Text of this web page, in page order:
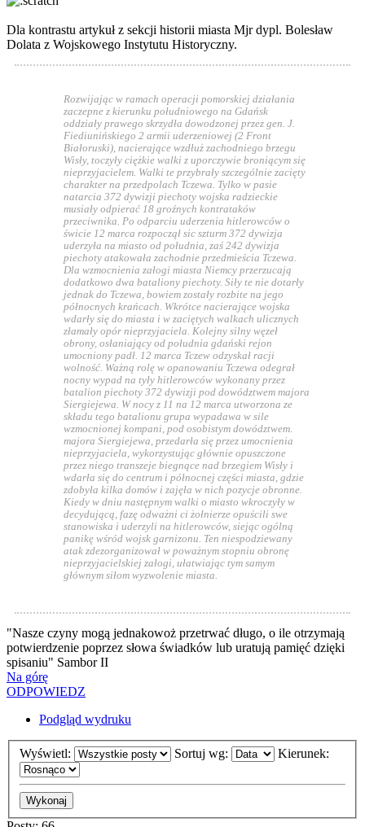
Dla kontrastu artykuł z sekcji historii miasta Mjr dypl. Bolesław
Dolata z Wojskowego Instytutu Historyczny.
Rozwijając w ramach operacji pomorskiej działania
zaczepne z kierunku południowego na Gdańsk
oddziały prawego skrzydła dowodzonej przez gen. J.
Fiediunińskiego 2 armii uderzeniowej (2 Front
Białoruski), nacierające wzdłuż zachodniego brzegu
Wisły, toczyły ciężkie walki z uporczywie broniącym się
nieprzyjacielem. Walki te przybrały szczególnie zacięty
charakter na przedpolach Tczewa. Tylko w pasie
natarcia 372 dywizji piechoty wojska radzieckie
musiały odpierać 18 groźnych kontrataków
przeciwnika. Po odparciu uderzenia hitlerowców o
świcie 12 marca rozpoczął sic szturm 372 dywizja
uderzyła na miasto od południa, zaś 242 dywizja
piechoty atakowała zachodnie przedmieścia Tczewa.
Dla wzmocnienia załogi miasta Niemcy przerzucają
dodatkowo dwa bataliony piechoty. Siły te nie dotarły
jednak do Tczewa, bowiem zostały rozbite na jego
północnych krańcach. Wkrótce nacierające wojska
wdarły się do miasta i w zaciętych walkach ulicznych
złamały opór nieprzyjaciela. Kolejny silny węzeł
obrony, osłaniający od południa gdański rejon
umocniony padł. 12 marca Tczew odzyskał racji
wolność. Ważną rolę w opanowaniu Tczewa odegrał
nocny wypad na tyły hitlerowców wykonany przez
batalion piechoty 372 dywizji pod dowództwem majora
Siergiejewa. W nocy z 11 na 12 marca utworzona ze
składu tego batalionu grupa wypadawa w sile
wzmocnionej kompani, pod osobistym dowództwem.
majora Siergiejewa, przedarła się przez umocnienia
nieprzyjaciela, wykorzystując głównie opuszczone
przez niego transzeje biegnące nad brzegiem Wisły i
wdarła się do centrum i północnej części miasta, gdzie
zdobyła kilka domów i zajęła w nich pozycje obronne.
Kiedy w dniu następnym walki o miasto wkroczyły w
decydującą, fazę odważni ci żołnierze opuścili swe
stanowiska i uderzyli na hitlerowców, siejąc ogólną
panikę wśród wojsk garnizonu. Ten niespodziewany
atak zdezorganizował w poważnym stopniu obronę
nieprzyjacielskiej załogi, ułatwiając tym samym
głównym siłom wyzwolenie miasta.
"Nasze czyny mogą jednakowoż przetrwać długo, o ile otrzymają
potwierdzenie poprzez słowa świadków lub uratują pamięć dzięki
spisaniu" Sambor II
Na górę
ODPOWIEDZ
Podgląd wydruku
Wyświetl: Sortuj wg: Kierunek: